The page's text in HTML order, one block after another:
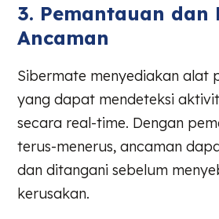
3. Pemantauan dan
Ancaman
Sibermate menyediakan alat
yang dapat mendeteksi
secara real-time. Dengan
terus-menerus, ancaman
dan ditangani sebelum
kerusakan.